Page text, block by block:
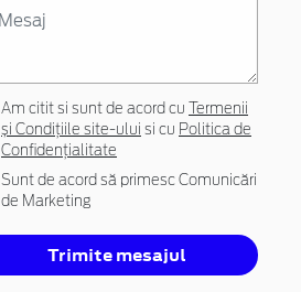
Am citit si sunt de acord cu
Termenii
și Condițiile site-ului si cu Politica de
Confidențialitate
Sunt de acord să primesc Comunicări
de Marketing
Trimite mesajul